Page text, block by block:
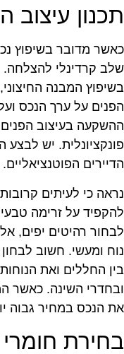
עיצוב
מדובר בשיפוץ
קרדינלי
המבנה
על ערך הנכס ועל
בעיצוב
יש לבצע
הפוטנציאליים.
כי לעיתים
על זרימה
רהיטים יפים,
ומעשי. חשוב
החללים ואת
השינה. כאשר
הנכס במחיר גבוה
חומרי